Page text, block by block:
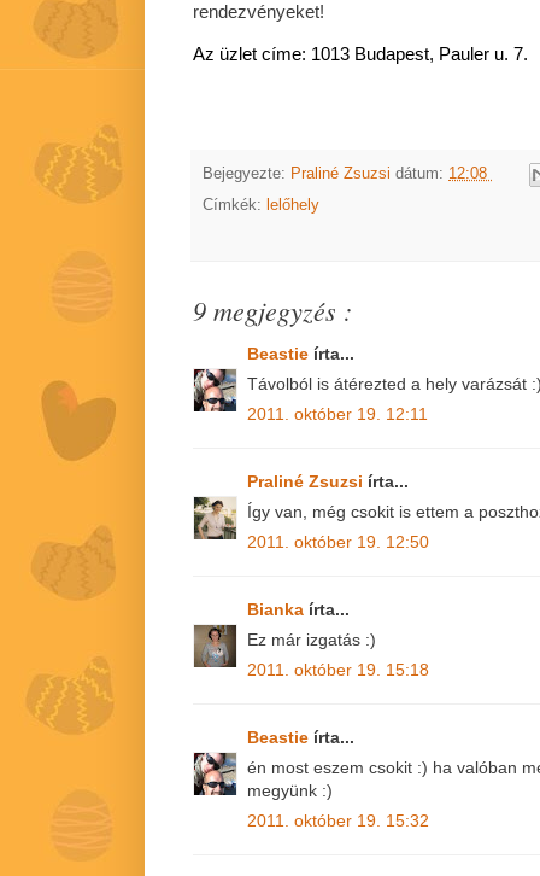
rendezvényeket!
Az üzlet címe: 1013 Budapest, Pauler u. 7.
Bejegyezte: Praliné Zsuzsi dátum: 12:08
Címkék: lelőhely
9 megjegyzés :
Beastie írta...
Távolból is átérezted a hely varázsát
2011. október 19. 12:11
Praliné Zsuzsi írta...
Így van, még csokit is ettem a
2011. október 19. 12:50
Bianka írta...
Ez már izgatás :)
2011. október 19. 15:18
Beastie írta...
én most eszem csokit :) ha valóban
megyünk :)
2011. október 19. 15:32